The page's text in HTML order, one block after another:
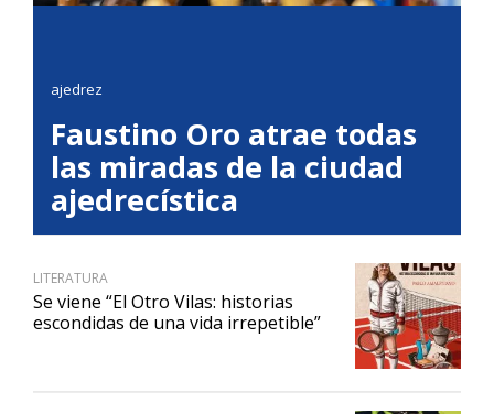
ajedrez
Faustino Oro atrae todas
las miradas de la ciudad
ajedrecística
LITERATURA
Se viene “El Otro Vilas: historias
escondidas de una vida irrepetible”